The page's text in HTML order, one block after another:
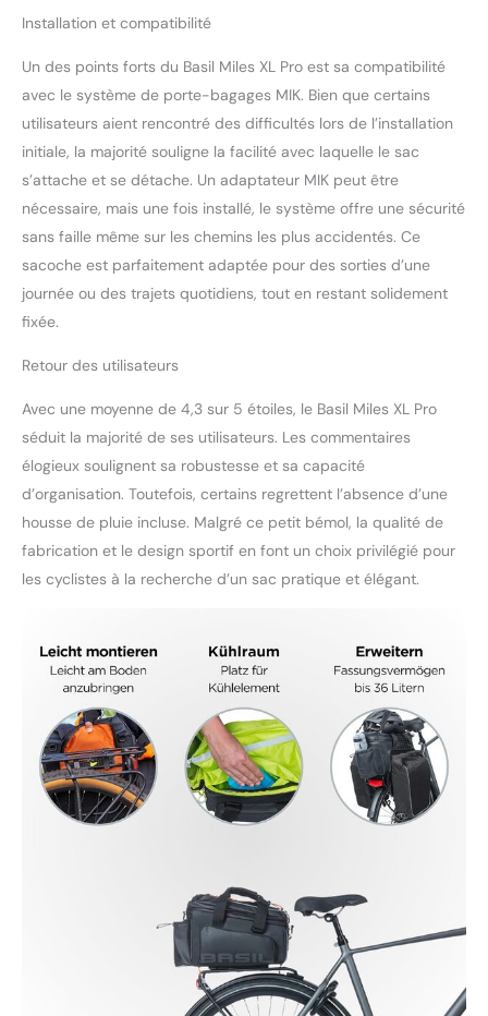
Installation et compatibilité
Un des points forts du Basil Miles XL Pro est sa compatibilité
avec le système de porte-bagages MIK. Bien que certains
utilisateurs aient rencontré des difficultés lors de l’installation
initiale, la majorité souligne la facilité avec laquelle le sac
s’attache et se détache. Un adaptateur MIK peut être
nécessaire, mais une fois installé, le système offre une sécurité
sans faille même sur les chemins les plus accidentés. Ce
sacoche est parfaitement adaptée pour des sorties d’une
journée ou des trajets quotidiens, tout en restant solidement
fixée.
Retour des utilisateurs
Avec une moyenne de 4,3 sur 5 étoiles, le Basil Miles XL Pro
séduit la majorité de ses utilisateurs. Les commentaires
élogieux soulignent sa robustesse et sa capacité
d’organisation. Toutefois, certains regrettent l’absence d’une
housse de pluie incluse. Malgré ce petit bémol, la qualité de
fabrication et le design sportif en font un choix privilégié pour
les cyclistes à la recherche d’un sac pratique et élégant.